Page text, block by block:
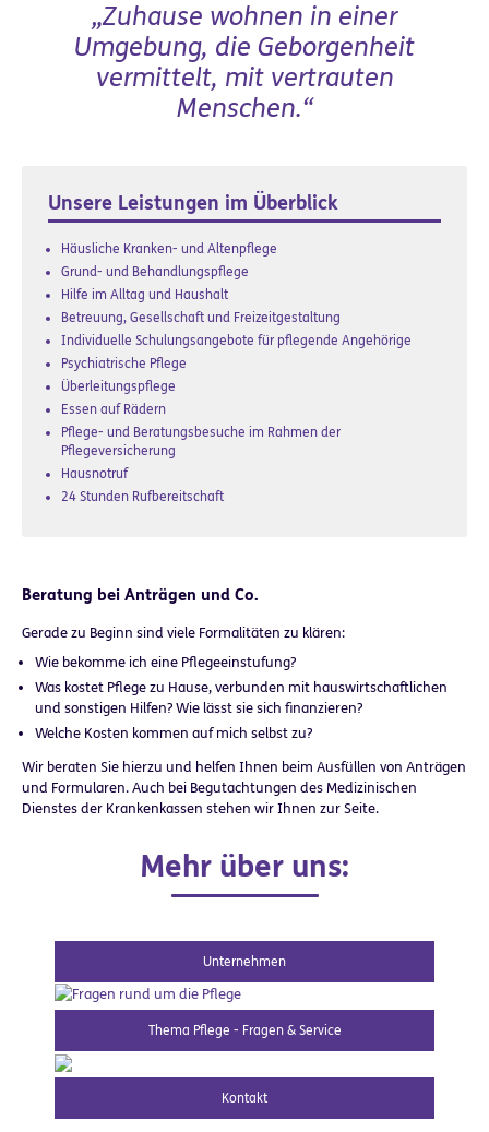
„Zuhause wohnen in einer
Umgebung, die Geborgenheit
vermittelt, mit vertrauten
Menschen.“
Unsere Leistungen im Überblick
Häusliche Kranken- und Altenpflege
Grund- und Behandlungspflege
Hilfe im Alltag und Haushalt
Betreuung, Gesellschaft und Freizeitgestaltung
Individuelle Schulungsangebote für pflegende Angehörige
Psychiatrische Pflege
Überleitungspflege
Essen auf Rädern
Pflege- und Beratungsbesuche im Rahmen der
Pflegeversicherung
Hausnotruf
24 Stunden Rufbereitschaft
Beratung bei Anträgen und Co.
Gerade zu Beginn sind viele Formalitäten zu klären:
Wie bekomme ich eine Pflegeeinstufung?
Was kostet Pflege zu Hause, verbunden mit hauswirtschaftlichen
und sonstigen Hilfen? Wie lässt sie sich finanzieren?
Welche Kosten kommen auf mich selbst zu?
Wir beraten Sie hierzu und helfen Ihnen beim Ausfüllen von Anträgen
und Formularen. Auch bei Begutachtungen des Medizinischen
Dienstes der Krankenkassen stehen wir Ihnen zur Seite.
Mehr über uns:
Unternehmen
Thema Pflege - Fragen & Service
Kontakt